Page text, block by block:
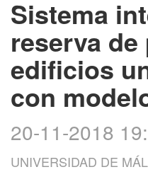
Sistema
reserva
edificios
con
20-11-2018
UNIVERSIDAD DE